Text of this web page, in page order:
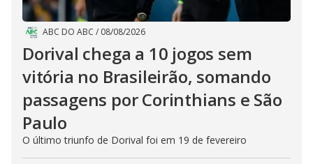
ABC DO ABC / 08/08/2026
Dorival chega a 10 jogos sem
vitória no Brasileirão, somando
passagens por Corinthians e São
Paulo
O último triunfo de Dorival foi em 19 de fevereiro